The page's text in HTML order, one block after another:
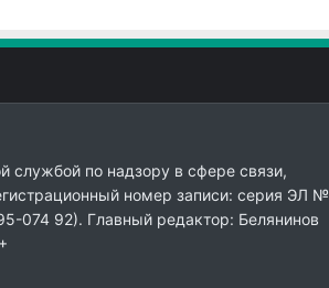
службой по надзору в сфере связи,
номер записи: серия ЭЛ №
074 92). Главный редактор: Белянинов